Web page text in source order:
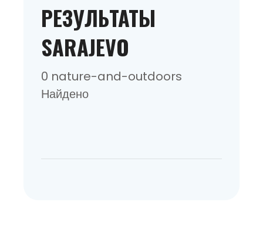
РЕЗУЛЬТАТЫ
SARAJEVO
0 nature-and-outdoors
Найдено